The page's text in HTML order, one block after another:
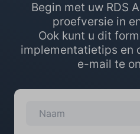
Begin met uw RDS
proefversie in
Ook kunt u dit
implementatietips en
e-mail te